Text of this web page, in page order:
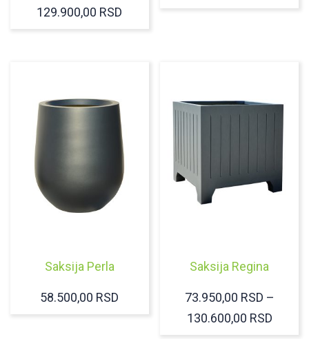
129.900,00 RSD
129.900,00 RSD
Saksija Perla
58.500,00 RSD
Saksija Regina
73.950,00 RSD –
130.600,00 RSD